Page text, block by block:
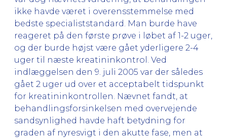
ikke havde været i overensstemmelse med
bedste specialiststandard. Man burde have
reageret på den første prøve i løbet af 1-2 uger,
og der burde højst være gået yderligere 2-4
uger til næste kreatininkontrol. Ved
indlæggelsen den 9. juli 2005 var der således
gået 2 uger ud over et acceptabelt tidspunkt
for kreatininkontrollen. Nævnet fandt, at
behandlingsforsinkelsen med overvejende
sandsynlighed havde haft betydning for
graden af nyresvigt i den akutte fase, men at